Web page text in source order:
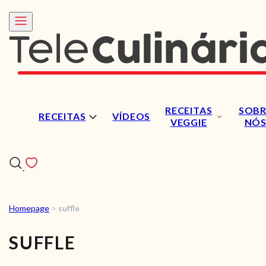
RECEITAS VÍDEOS
RECEITAS
VEGGIE
NÓS
Homepage > suffle
SUFFLE